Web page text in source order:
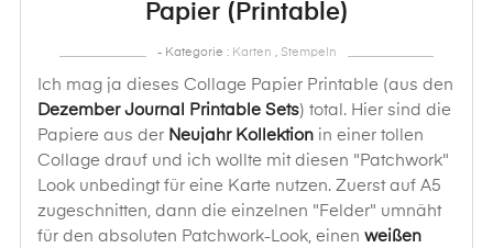
Papier (Printable)
- Kategorie : Karten Stempeln
Ich mag ja dieses Collage Papier Printable (aus den
Dezember Journal Printable Sets) total. Hier sind die
Papiere aus der Neujahr Kollektion in einer tollen
Collage drauf und ich wollte mit diesen "Patchwork"
Look unbedingt für eine Karte nutzen. Zuerst auf A5
zugeschnitten, dann die einzelnen "Felder" umnäht
für den absoluten Patchwork-Look, einen weißen